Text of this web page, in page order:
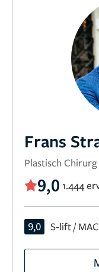
Frans
Plastisch
9,0 1.444
9,0 S-lift /